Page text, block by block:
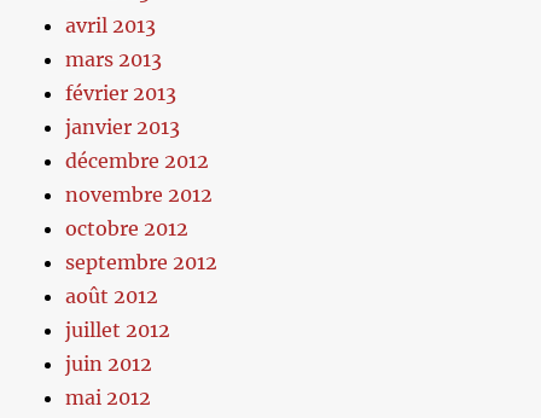
avril 2013
mars 2013
février 2013
janvier 2013
décembre 2012
novembre 2012
octobre 2012
septembre 2012
août 2012
juillet 2012
juin 2012
mai 2012